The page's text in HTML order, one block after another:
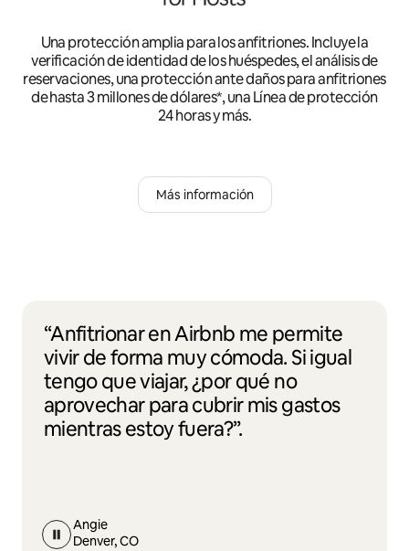
Una protección amplia para los anfitriones. Incluye la
verificación de identidad de los huéspedes, el análisis de
reservaciones, una protección ante daños para anfitriones
de hasta 3 millones de dólares*, una Línea de protección
24 horas y más.
Más información
“Anfitrionar en Airbnb me permite
vivir de forma muy cómoda. Si igual
tengo que viajar, ¿por qué no
aprovechar para cubrir mis gastos
mientras estoy fuera?”.
Angie
Denver, CO